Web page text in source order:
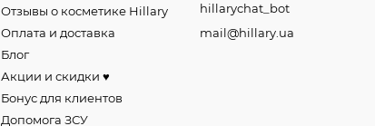
Отзывы о косметике Hillary
Оплата и доставка
Блог
Акции и скидки ♥️
Бонус для клиентов
Допомога ЗСУ
hillarychat_bot
mail@hillary.ua